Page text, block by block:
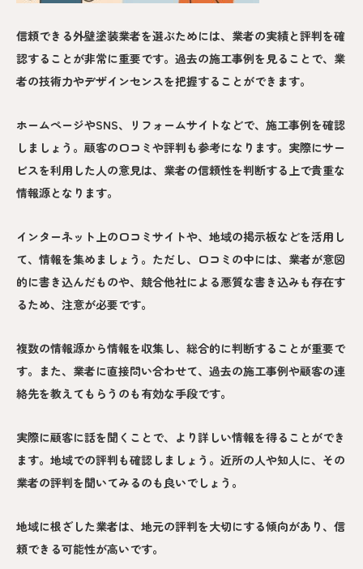
信頼できる外壁塗装業者を選ぶためには、業者の実績と評判を確
認することが非常に重要です。過去の施工事例を見ることで、業
者の技術力やデザインセンスを把握することができます。
ホームページやSNS、リフォームサイトなどで、施工事例を確認
しましょう。顧客の口コミや評判も参考になります。実際にサー
ビスを利用した人の意見は、業者の信頼性を判断する上で貴重な
情報源となります。
インターネット上の口コミサイトや、地域の掲示板などを活用し
て、情報を集めましょう。ただし、口コミの中には、業者が意図
的に書き込んだものや、競合他社による悪質な書き込みも存在す
るため、注意が必要です。
複数の情報源から情報を収集し、総合的に判断することが重要で
す。また、業者に直接問い合わせて、過去の施工事例や顧客の連
絡先を教えてもらうのも有効な手段です。
実際に顧客に話を聞くことで、より詳しい情報を得ることができ
ます。地域での評判も確認しましょう。近所の人や知人に、その
業者の評判を聞いてみるのも良いでしょう。
地域に根ざした業者は、地元の評判を大切にする傾向があり、信
頼できる可能性が高いです。